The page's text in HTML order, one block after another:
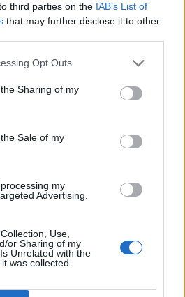
third parties on the IAB’s List of
that may further disclose it to other
Opt Outs
Sharing of my
Sale of my
my
Advertising.
Use,
or Sharing of my
Unrelated with the
was collected.